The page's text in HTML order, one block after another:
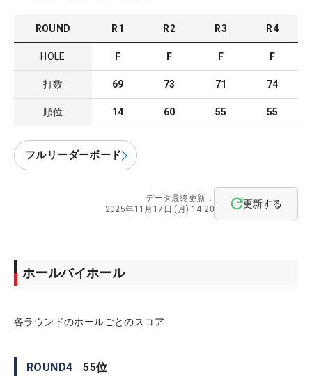
ROUND R1 R2 R3 R4
HOLE F F F F
打数 69 73 71 74
順位 14 60 55 55
フルリーダーボード
データ最終更新：
2025年11月17日 (月) 14:20
更新する
ホールバイホール
各ラウンドのホールごとのスコア
ROUND4 55位